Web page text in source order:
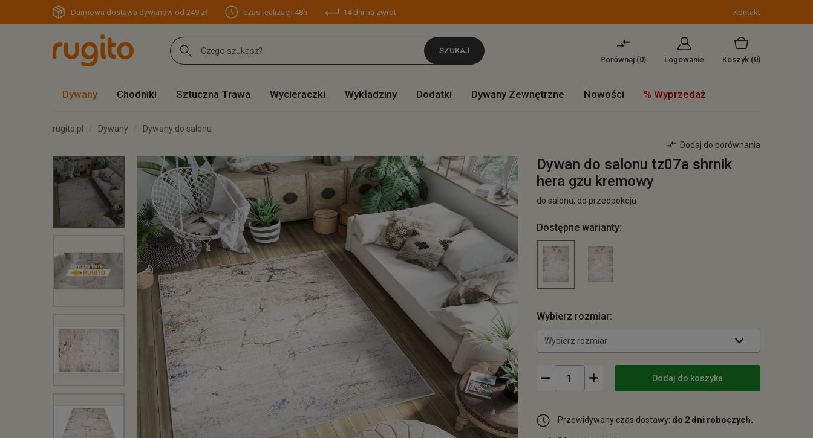
Darmowa dostawa dywanów od 249 zł czas realizacji 48h 14 dni na zwrot Kontakt
SZUKAJ
Porównaj (0) Logowanie Koszyk (0)
Dywany Chodniki Sztuczna Trawa Wycieraczki Wykładziny Dodatki Dywany Zewnętrzne Nowości % Wyprzedaż
rugito.pl Dywany Dywany do salonu
Dodaj do porównania
Dywan do salonu tz07a shrnik
hera gzu kremowy
do salonu, do przedpokoju
Dostępne warianty:
Wybierz rozmiar:
Wybierz rozmiar
Dodaj do koszyka
Przewidywany czas dostawy: do 2 dni roboczych.